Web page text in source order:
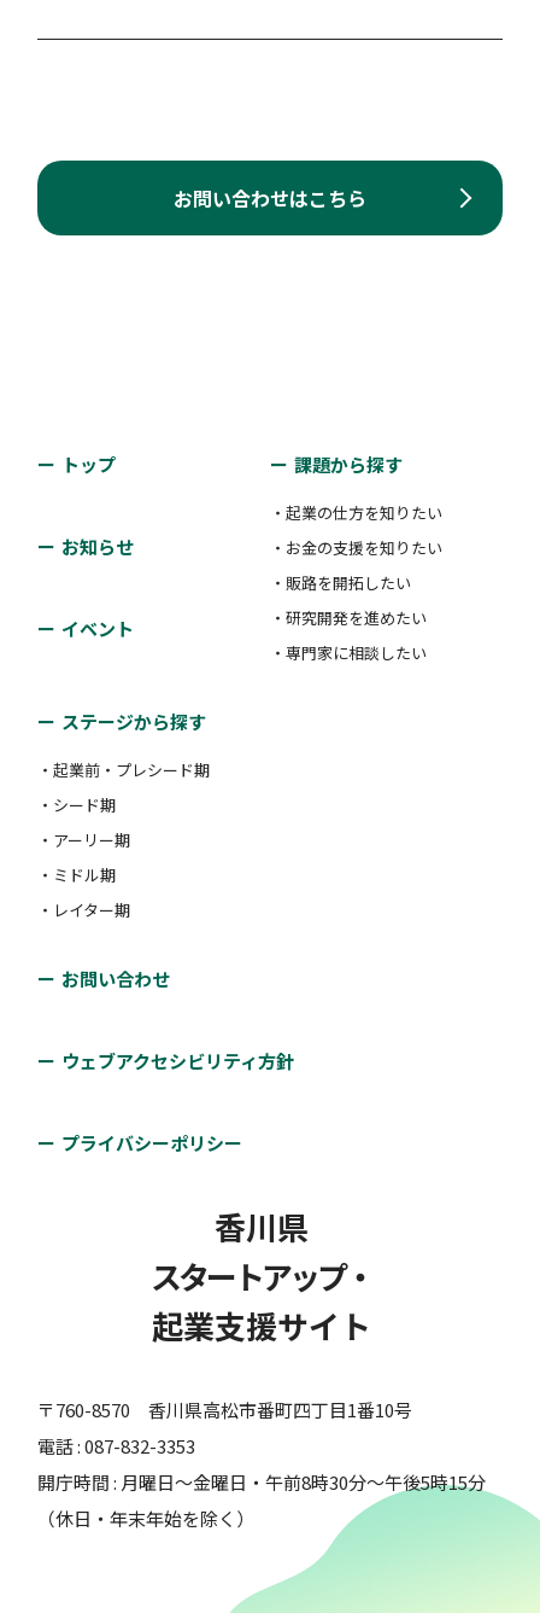
お問い合わせはこちら
トップ
お知らせ
イベント
課題から探す
・起業の仕方を知りたい
・お金の支援を知りたい
・販路を開拓したい
・研究開発を進めたい
・専門家に相談したい
ステージから探す
・起業前・プレシード期
・シード期
・アーリー期
・ミドル期
・レイター期
お問い合わせ
ウェブアクセシビリティ方針
プライバシーポリシー
香川県
スタートアップ・
起業支援サイト
〒760-8570 香川県高松市番町四丁目1番10号
電話 : 087-832-3353
開庁時間 : 月曜日～金曜日・午前8時30分～午後5時15分
（休日・年末年始を除く）